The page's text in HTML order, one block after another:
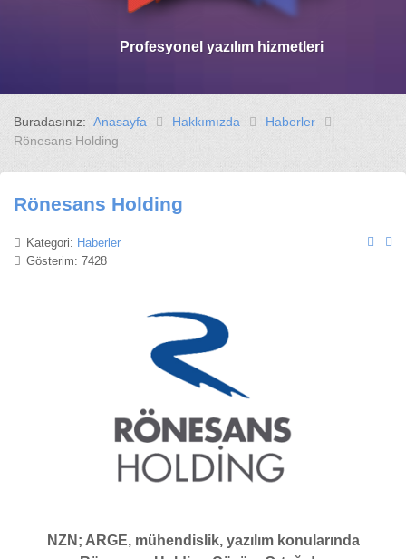
Profesyonel yazılım hizmetleri
Buradasınız: Anasayfa Hakkımızda
Haberler
Rönesans Holding
Rönesans Holding
Kategori: Haberler
Gösterim: 7428
NZN; ARGE, mühendislik, yazılım konularında